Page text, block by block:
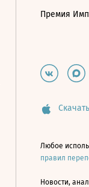
Премия
Любое
правил
Новости,